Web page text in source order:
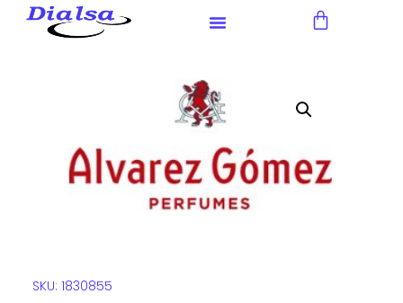
Nota:
accesibilidad.
SKU: 1830855